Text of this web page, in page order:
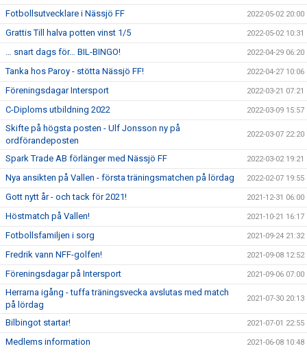
Fotbollsutvecklare i Nässjö FF 2022-05-02 20:00
Grattis Till halva potten vinst 1/5 2022-05-02 10:31
… snart dags för… BIL-BINGO! 2022-04-29 06:20
Tanka hos Paroy - stötta Nässjö FF! 2022-04-27 10:06
Föreningsdagar Intersport 2022-03-21 07:21
C-Diploms utbildning 2022 2022-03-09 15:57
Skifte på högsta posten - Ulf Jonsson ny på
ordförandeposten
2022-03-07 22:20
Spark Trade AB förlänger med Nässjö FF 2022-03-02 19:21
Nya ansikten på Vallen - första träningsmatchen på lördag 2022-02-07 19:55
Gott nytt år - och tack för 2021! 2021-12-31 06:00
Höstmatch på Vallen! 2021-10-21 16:17
Fotbollsfamiljen i sorg 2021-09-24 21:32
Fredrik vann NFF-golfen! 2021-09-08 12:52
Föreningsdagar på Intersport 2021-09-06 07:00
Herrarna igång - tuffa träningsvecka avslutas med match
på lördag
2021-07-30 20:13
Bilbingot startar! 2021-07-01 22:55
Medlems information 2021-06-08 10:48